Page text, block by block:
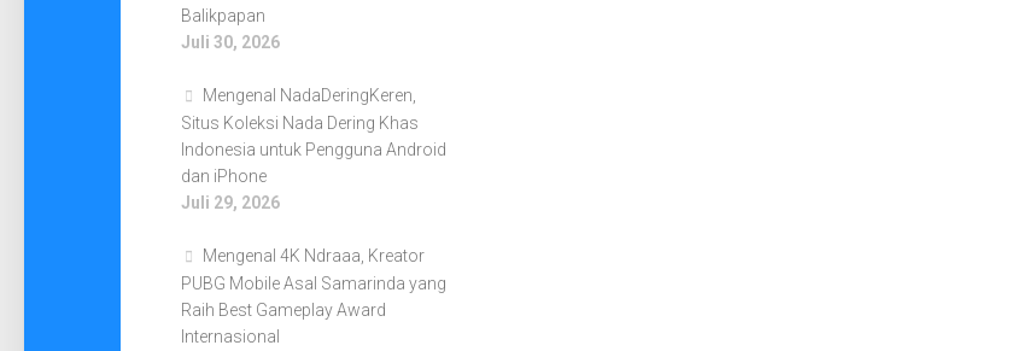
Balikpapan
Juli 30, 2026
Mengenal NadaDeringKeren,
Situs Koleksi Nada Dering Khas
Indonesia untuk Pengguna Android
dan iPhone
Juli 29, 2026
Mengenal 4K Ndraaa, Kreator
PUBG Mobile Asal Samarinda yang
Raih Best Gameplay Award
Internasional